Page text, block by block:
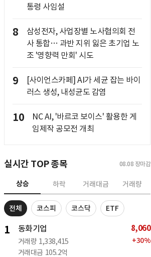
통령 사임설
8
삼성전자, 사업장별 노사협의회 전
사 통합… 과반 지위 잃은 초기업 노
조 '영향력 만회' 시도
9
[사이언스카페] AI가 세균 잡는 바이
러스 생성, 내성균도 감염
10
NC AI, '바르코 보이스' 활용한 게
임제작 공모전 개최
실시간 TOP 종목 08.08 장마감
상승 하락 거래대금 거래량
전체 코스피 코스닥 ETF
1 동화기업
거래량 1,338,415
거래대금 105.2억
8,060
+30%